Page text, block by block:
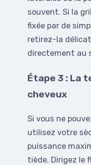
souvent. Si la
fixée par de
retirez-la
directement au
Étape 3 : La
cheveux
Si vous ne
utilisez votre
puissance
tiède. Dirigez le